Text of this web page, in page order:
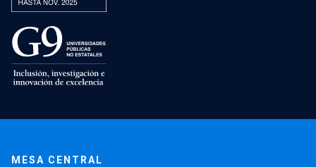
MESA CENTRAL